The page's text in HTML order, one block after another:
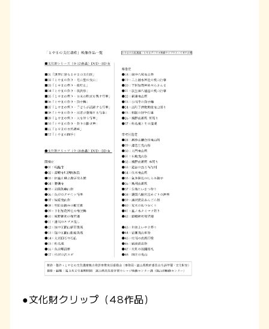
●文化財クリップ（48作品）